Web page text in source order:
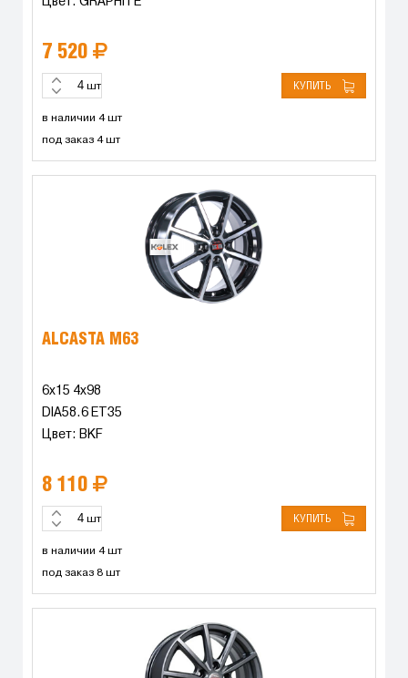
7 520
шт КУПИТЬ
в наличии 4 шт
под заказ 4 шт
ALCASTA M63
6x15 4x98
DIA58.6 ET35
Цвет: BKF
8 110
шт КУПИТЬ
в наличии 4 шт
под заказ 8 шт